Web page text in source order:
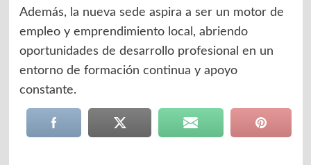
Además, la nueva sede aspira a ser un motor de
empleo y emprendimiento local, abriendo
oportunidades de desarrollo profesional en un
entorno de formación continua y apoyo
constante.